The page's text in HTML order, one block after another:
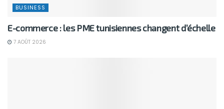
BUSINESS
E-commerce : les PME tunisiennes changent d’échelle
7 AOÛT 2026